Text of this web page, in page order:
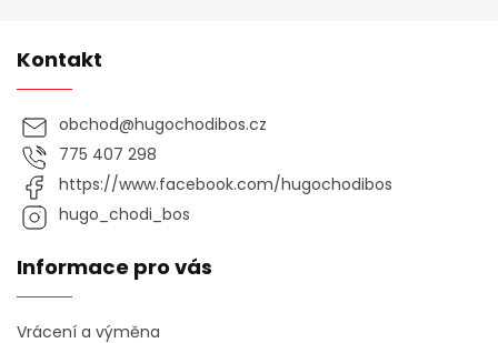
Kontakt
obchod@hugochodibos.cz
775 407 298
https://www.facebook.com/hugochodibos
hugo_chodi_bos
Informace pro vás
Vrácení a výměna